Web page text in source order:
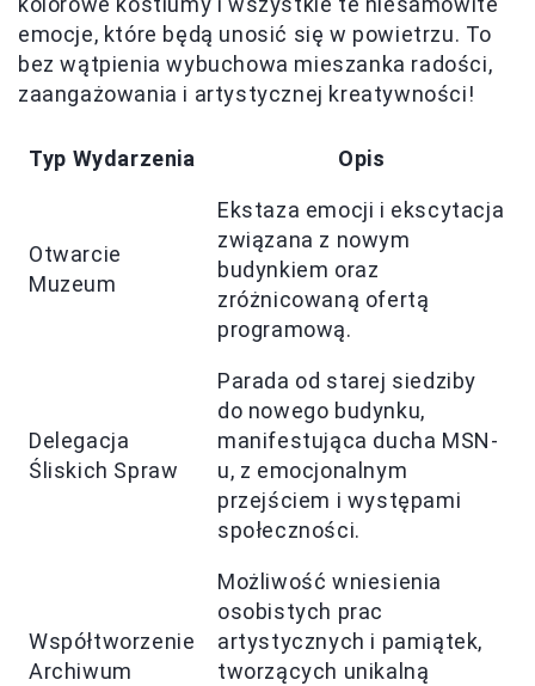
emocje, które będą unosić się w powietrzu. To
bez wątpienia wybuchowa mieszanka radości,
zaangażowania i artystycznej kreatywności!
Typ Wydarzenia Opis
Otwarcie
Muzeum
Ekstaza emocji i ekscytacja
związana z nowym
budynkiem oraz
zróżnicowaną ofertą
programową.
Delegacja
Śliskich Spraw
Parada od starej siedziby
do nowego budynku,
manifestująca ducha MSN-
u, z emocjonalnym
przejściem i występami
społeczności.
Współtworzenie
Archiwum
Możliwość wniesienia
osobistych prac
artystycznych i pamiątek,
tworzących unikalną